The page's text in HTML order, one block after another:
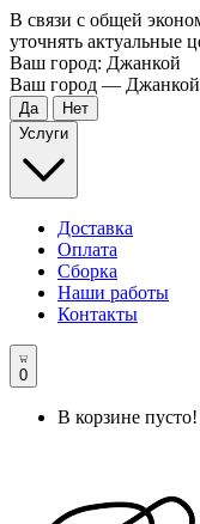
В связи с общей
уточнять актуальные
Ваш город: Джанкой
Ваш город — Джанкой
Услуги
Доставка
Оплата
Сборка
Наши работы
Контакты
0
В корзине пусто!